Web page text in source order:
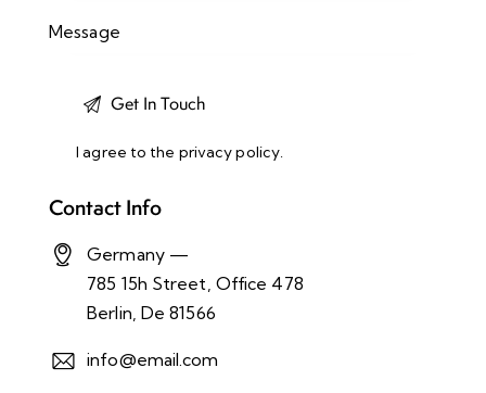
I agree to the privacy policy.
Contact Info
Germany —
785 15h Street, Office 478
Berlin, De 81566
info@email.com